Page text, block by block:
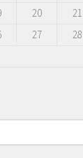
20 21
27 28